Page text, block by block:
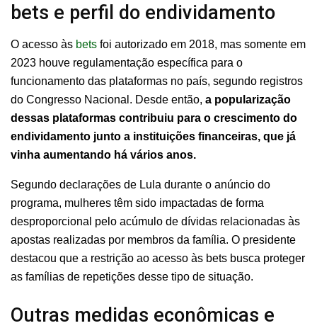
bets e perfil do endividamento
O acesso às bets foi autorizado em 2018, mas somente em
2023 houve regulamentação específica para o
funcionamento das plataformas no país, segundo registros
do Congresso Nacional. Desde então, a popularização
dessas plataformas contribuiu para o crescimento do
endividamento junto a instituições financeiras, que já
vinha aumentando há vários anos.
Segundo declarações de Lula durante o anúncio do
programa, mulheres têm sido impactadas de forma
desproporcional pelo acúmulo de dívidas relacionadas às
apostas realizadas por membros da família. O presidente
destacou que a restrição ao acesso às bets busca proteger
as famílias de repetições desse tipo de situação.
Outras medidas econômicas e